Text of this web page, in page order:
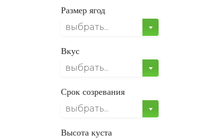
Размер ягод
выбрать...
Вкус
выбрать...
Срок созревания
выбрать...
Высота куста